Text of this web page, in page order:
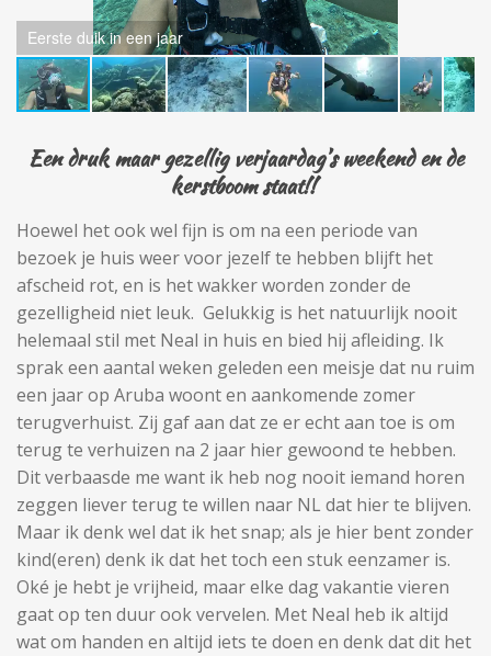
Eerste duik in een jaar
Een druk maar gezellig verjaardag’s weekend en de
kerstboom staat!!
Hoewel het ook wel fijn is om na een periode van
bezoek je huis weer voor jezelf te hebben blijft het
afscheid rot, en is het wakker worden zonder de
gezelligheid niet leuk. Gelukkig is het natuurlijk nooit
helemaal stil met Neal in huis en bied hij afleiding. Ik
sprak een aantal weken geleden een meisje dat nu ruim
een jaar op Aruba woont en aankomende zomer
terugverhuist. Zij gaf aan dat ze er echt aan toe is om
terug te verhuizen na 2 jaar hier gewoond te hebben.
Dit verbaasde me want ik heb nog nooit iemand horen
zeggen liever terug te willen naar NL dat hier te blijven.
Maar ik denk wel dat ik het snap; als je hier bent zonder
kind(eren) denk ik dat het toch een stuk eenzamer is.
Oké je hebt je vrijheid, maar elke dag vakantie vieren
gaat op ten duur ook vervelen. Met Neal heb ik altijd
wat om handen en altijd iets te doen en denk dat dit het